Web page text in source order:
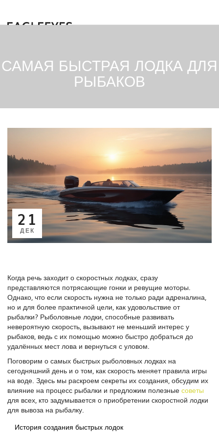
САМАЯ БЫСТРАЯ ЛОДКА ДЛЯ
РЫБАКОВ
21
ДЕК
Когда речь заходит о скоростных лодках, сразу
представляются потрясающие гонки и ревущие моторы.
Однако, что если скорость нужна не только ради адреналина,
но и для более практичной цели, как удовольствие от
рыбалки? Рыболовные лодки, способные развивать
невероятную скорость, вызывают не меньший интерес у
рыбаков, ведь с их помощью можно быстро добраться до
удалённых мест лова и вернуться с уловом.
Поговорим о самых быстрых рыболовных лодках на
сегодняшний день и о том, как скорость меняет правила игры
на воде. Здесь мы раскроем секреты их создания, обсудим их
влияние на процесс рыбалки и предложим полезные советы
для всех, кто задумывается о приобретении скоростной лодки
для вывоза на рыбалку.
История создания быстрых лодок